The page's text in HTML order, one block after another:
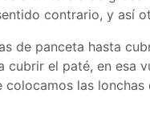
contrario, y así
de panceta hasta
cubrir el paté, en esa
colocamos las